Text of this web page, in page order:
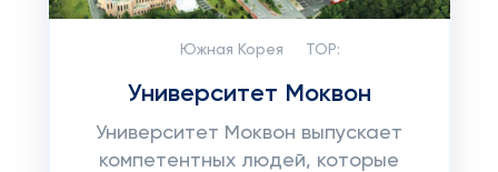
Южная Корея TOP:
Университет Моквон
Университет Моквон выпускает
компетентных людей, которые